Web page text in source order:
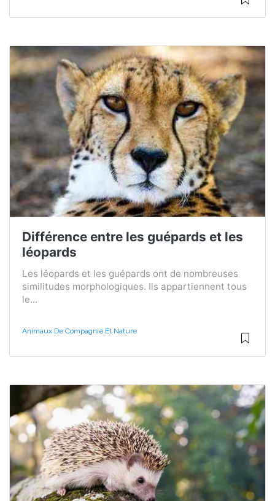
Différence entre les guépards et les
léopards
Les léopards et les guépards ont de nombreuses
similitudes morphologiques. Ils appartiennent tous
le...
Animaux De Compagnie Et Nature